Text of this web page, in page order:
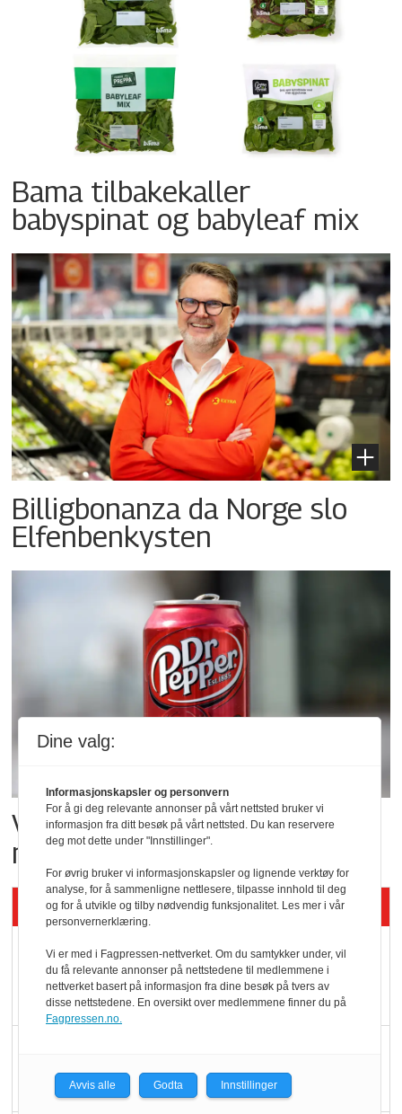
Bama tilbakekaller
babyspinat og babyleaf mix
Billigbonanza da Norge slo
Elfenbenkysten
Vil vokse i brusmarkedet
med Dr Pepper
Siste artikler - KBS
Mat er viktigere enn
pris når elbilister
velger ladestopp
legger ned hver måned
Dine valg:
Informasjonskapsler og personvern
For å gi deg relevante annonser på vårt nettsted bruker vi
informasjon fra ditt besøk på vårt nettsted. Du kan reservere
deg mot dette under "Innstillinger".
For øvrig bruker vi informasjonskapsler og lignende verktøy for
analyse, for å sammenligne nettlesere, tilpasse innhold til deg
og for å utvikle og tilby nødvendig funksjonalitet. Les mer i vår
personvernerklæring.
Vi er med i Fagpressen-nettverket. Om du samtykker under, vil
du få relevante annonser på nettstedene til medlemmene i
nettverket basert på informasjon fra dine besøk på tvers av
disse nettstedene. En oversikt over medlemmene finner du på
Fagpressen.no.
Avvis alle Godta Innstillinger